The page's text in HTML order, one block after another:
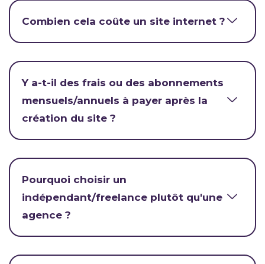
Combien cela coûte un site internet ?
Y a-t-il des frais ou des abonnements
mensuels/annuels à payer après la
création du site ?
Pourquoi choisir un
indépendant/freelance plutôt qu'une
agence ?